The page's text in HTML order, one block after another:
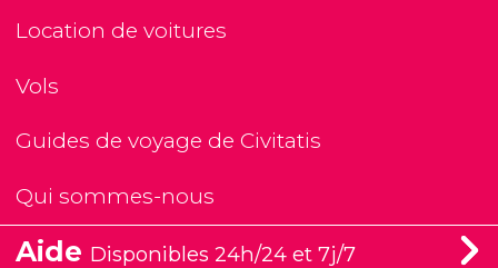
Location de voitures
Vols
Guides de voyage de Civitatis
Qui sommes-nous
Aide Disponibles 24h/24 et 7j/7